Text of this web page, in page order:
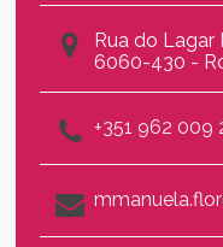
Rua do Lagar
6060-430 -
+351 962 009